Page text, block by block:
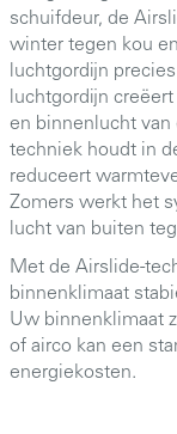
schuifdeur, de
winter tegen kou
luchtgordijn
luchtgordijn creëert
en binnenlucht van
techniek houdt in
reduceert
Zomers werkt het
lucht van buiten
Met de Airslide-
binnenklimaat
Uw binnenklimaat
of airco kan een
energiekosten.